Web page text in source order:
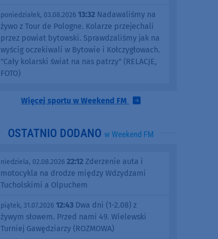
poniedziałek, 03.08.2026 13:32 Nadawaliśmy na
żywo z Tour de Pologne. Kolarze przejechali
przez powiat bytowski. Sprawdzaliśmy jak na
wyścig oczekiwali w Bytowie i Kołczygłowach.
"Cały kolarski świat na nas patrzy" (RELACJE,
FOTO)
Więcej sportu w Weekend FM
OSTATNIO DODANO w Weekend FM
niedziela, 02.08.2026 22:12 Zderzenie auta i
motocykla na drodze między Wdzydzami
Tucholskimi a Olpuchem
piątek, 31.07.2026 12:43 Dwa dni (1-2.08) z
żywym słowem. Przed nami 49. Wielewski
Turniej Gawędziarzy (ROZMOWA)